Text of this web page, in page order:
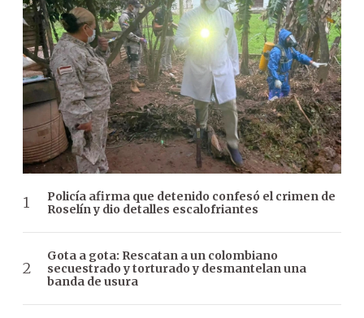
Policía afirma que detenido confesó el crimen de
Roselín y dio detalles escalofriantes
Gota a gota: Rescatan a un colombiano
secuestrado y torturado y desmantelan una
banda de usura